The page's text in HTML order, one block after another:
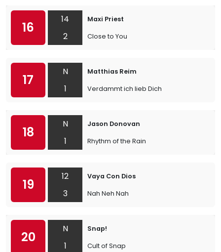
16
14
2
Maxi Priest
Close to You
17
N
1
Matthias Reim
Verdammt ich lieb Dich
18
N
1
Jason Donovan
Rhythm of the Rain
19
12
3
Vaya Con Dios
Nah Neh Nah
20
N
1
Snap!
Cult of Snap